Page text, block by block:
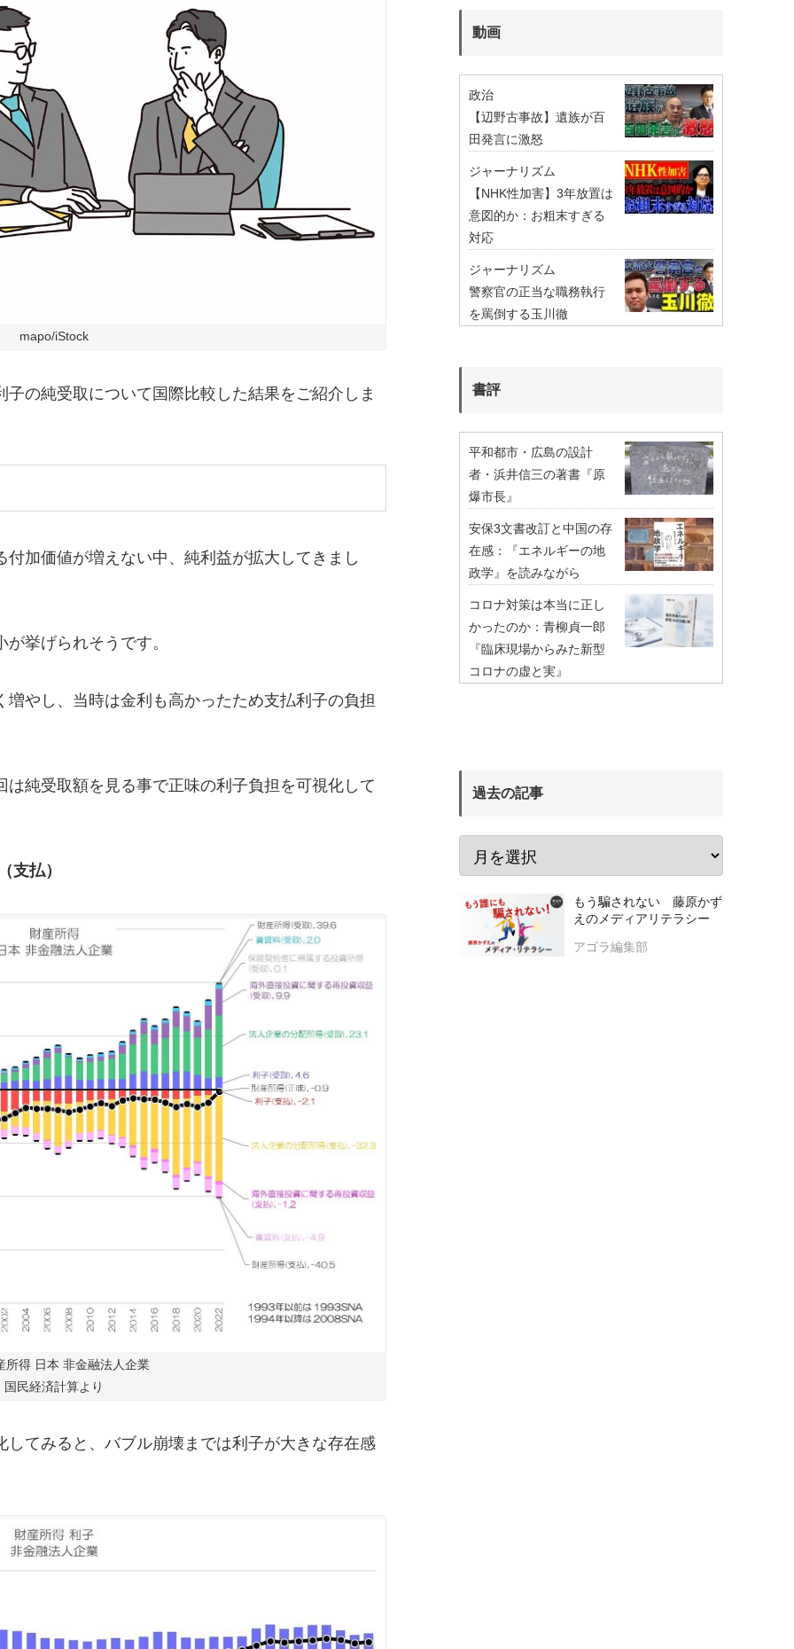
mapo/iStock
の純受取について国際比較した結果をご紹介しま
加価値が増えない中、純利益が拡大してきまし
挙げられそうです。
やし、当時は金利も高かったため支払利子の負担
純受取額を見る事で正味の利子負担を可視化して
支払）
所得 日本 非金融法人企業
国民経済計算より
てみると、バブル崩壊までは利子が大きな存在感
動画
政治
【辺野古事故】遺族が百
田発言に激怒
ジャーナリズム
【NHK性加害】3年放置は
意図的か：お粗末すぎる
対応
ジャーナリズム
警察官の正当な職務執行
を罵倒する玉川徹
書評
平和都市・広島の設計
者・浜井信三の著書『原
爆市長』
安保3文書改訂と中国の存
在感：『エネルギーの地
政学』を読みながら
コロナ対策は本当に正し
かったのか：青柳貞一郎
『臨床現場からみた新型
コロナの虚と実』
過去の記事
もう騙されない 藤原かず
えのメディアリテラシー
アゴラ編集部